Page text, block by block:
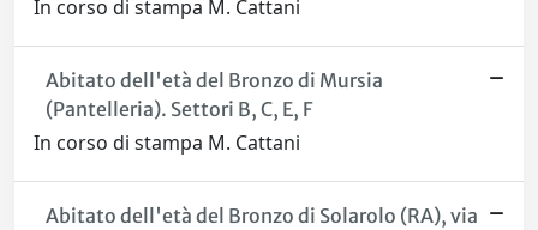
In corso di stampa M. Cattani
Abitato dell'età del Bronzo di Mursia
(Pantelleria). Settori B, C, E, F
In corso di stampa M. Cattani
Abitato dell'età del Bronzo di Solarolo (RA), via